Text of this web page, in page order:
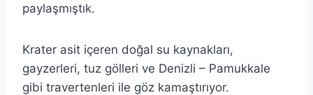
paylaşmıştık.
Krater asit içeren doğal su kaynakları,
gayzerleri, tuz gölleri ve Denizli – Pamukkale
gibi travertenleri ile göz kamaştırıyor.